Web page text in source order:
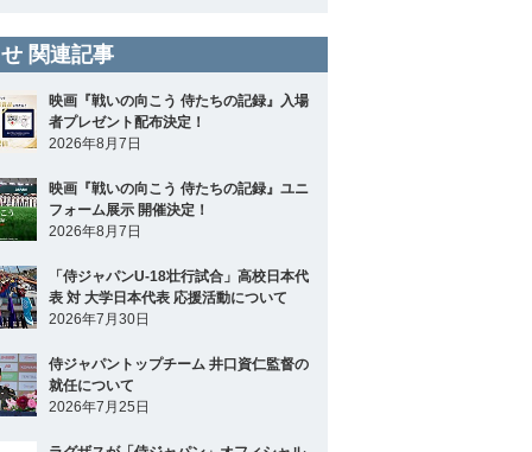
関連記事
映画『戦いの向こう 侍たちの記録』入場
者プレゼント配布決定！
2026年8月7日
映画『戦いの向こう 侍たちの記録』ユニ
フォーム展示 開催決定！
2026年8月7日
「侍ジャパンU-18壮行試合」高校日本代
表 対 大学日本代表 応援活動について
2026年7月30日
侍ジャパントップチーム 井口資仁監督の
就任について
2026年7月25日